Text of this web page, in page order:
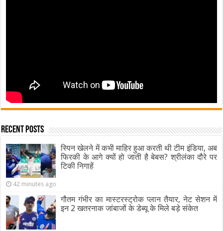
Recent Posts
स्पिन खेलने में कभी माहिर हुआ करती थी टीम इंडिया, अब
फिरकी के आगे क्यों हो जाती है बेबस? श्रीलंका दौरे पर
टिकी निगाहें
42 minutes ago
गौतम गंभीर का मास्टरस्ट्रोक प्लान तैयार, नेट सेशन में
इन 2 खतरनाक जांबाजों के डेब्यू के मिले बड़े संकेत